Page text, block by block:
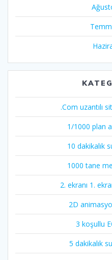
.Com uzantılı
1/1000 plan
10 dakikalık
1000 tane
2. ekranı 1.
2D
3 koşullu
5 dakikalık